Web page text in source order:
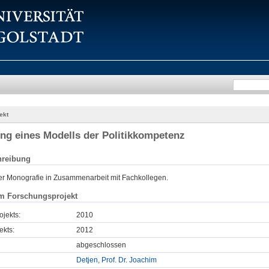
eines Modells der Politikkompetenz
Monografie in Zusammenarbeit mit Fachkollegen.
Forschungsprojekt
2010
2012
abgeschlossen
Detjen, Prof. Dr. Joachim